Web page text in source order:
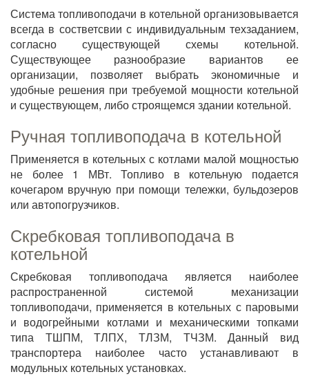
Система топливоподачи в котельной организовывается
всегда в состветсвии с индивидуальным техзаданием,
согласно существующей схемы котельной.
Существующее разнообразие вариантов ее
организации, позволяет выбрать экономичные и
удобные решения при требуемой мощности котельной
и существующем, либо строящемся здании котельной.
Ручная топливоподача в котельной
Применяется в котельных с котлами малой мощностью
не более 1 МВт. Топливо в котельную подается
кочегаром вручную при помощи тележки, бульдозеров
или автопогрузчиков.
Скребковая топливоподача в
котельной
Скребковая топливоподача является наиболее
распространенной системой механизации
топливоподачи, применяется в котельных с паровыми
и водогрейными котлами и механическими топками
типа ТШПМ, ТЛПХ, ТЛЗМ, ТЧЗМ. Данный вид
транспортера наиболее часто устанавливают в
модульных котельных установках.